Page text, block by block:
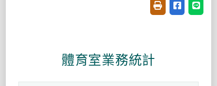
友善列印(開新視
分享至臉書
分享
體育室業務統計